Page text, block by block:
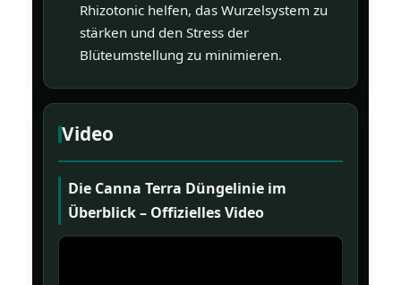
Rhizotonic helfen, das Wurzelsystem zu
stärken und den Stress der
Blüteumstellung zu minimieren.
Video
Die Canna Terra Düngelinie im
Überblick – Offizielles Video